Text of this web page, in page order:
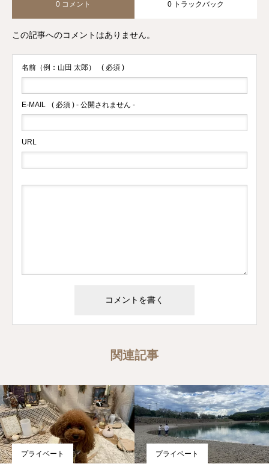
0 コメント 0 トラックバック
この記事へのコメントはありません。
名前（例：山田 太郎） ( 必須 )
E-MAIL ( 必須 ) - 公開されません -
URL
関連記事
プライベート プライベート